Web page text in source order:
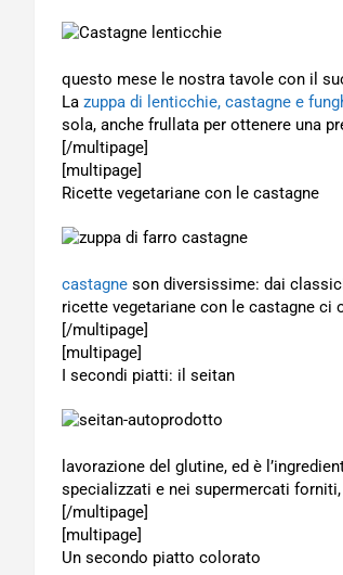
questo mese le nostra tavole con il
La zuppa di lenticchie, castagne e
sola, anche frullata per ottenere una
[/multipage]
[multipage]
Ricette vegetariane con le castagne
castagne son diversissime: dai
ricette vegetariane con le castagne
[/multipage]
[multipage]
I secondi piatti: il seitan
lavorazione del glutine, ed è
specializzati e nei supermercati
[/multipage]
[multipage]
Un secondo piatto colorato